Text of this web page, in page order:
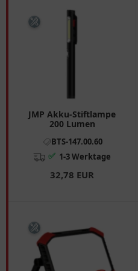
JMP Akku-Stiftlampe
200 Lumen
BTS-147.00.60
✅ 1-3 Werktage
32,78 EUR